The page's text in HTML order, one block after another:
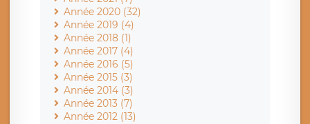
Année 2020 (32)
Année 2019 (4)
Année 2018 (1)
Année 2017 (4)
Année 2016 (5)
Année 2015 (3)
Année 2014 (3)
Année 2013 (7)
Année 2012 (13)